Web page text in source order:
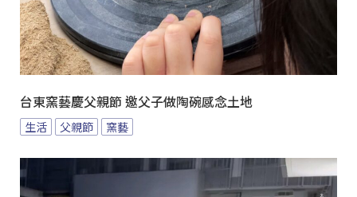
台東窯藝慶父親節 邀父子做陶碗感念土地
生活 父親節 窯藝